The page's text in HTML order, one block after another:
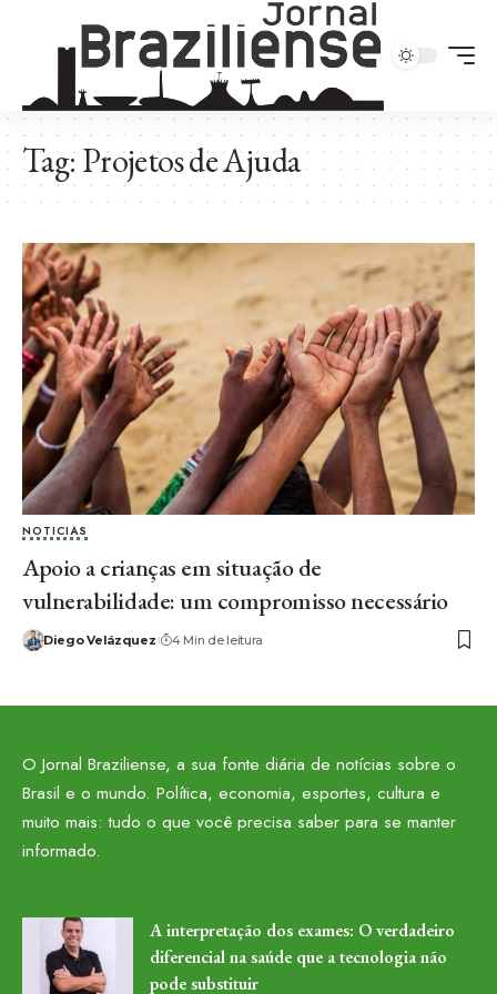
Tag:Projetos de Ajuda
NOTICIAS
Apoio a crianças em situação de
vulnerabilidade: um compromisso necessário
Diego Velázquez 4 Min de leitura
O Jornal Braziliense, a sua fonte diária de notícias sobre o
Brasil e o mundo. Política, economia, esportes, cultura e
muito mais: tudo o que você precisa saber para se manter
informado.
A interpretação dos exames: O verdadeiro
diferencial na saúde que a tecnologia não
pode substituir